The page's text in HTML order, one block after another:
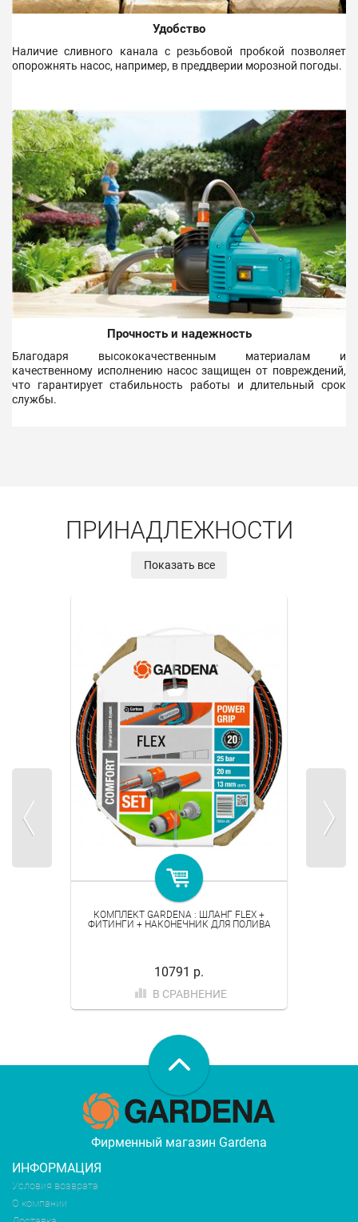
Удобство
Наличие сливного канала с резьбовой пробкой позволяет
опорожнять насос, например, в преддверии морозной погоды.
Прочность и надежность
Благодаря высококачественным материалам и
качественному исполнению насос защищен от повреждений,
что гарантирует стабильность работы и длительный срок
службы.
ПРИНАДЛЕЖНОСТИ
Показать все
КОМПЛЕКТ GARDENA : ШЛАНГ FLEX +
ФИТИНГИ + НАКОНЕЧНИК ДЛЯ ПОЛИВА
10791 р.
В СРАВНЕНИЕ
Фирменный магазин Gardena
ИНФОРМАЦИЯ
Условия возврата
О компании